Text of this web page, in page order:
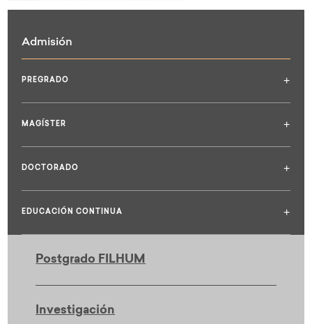
Admisión
PREGRADO +
MAGÍSTER +
DOCTORADO +
EDUCACIÓN CONTINUA +
Postgrado FILHUM
Investigación